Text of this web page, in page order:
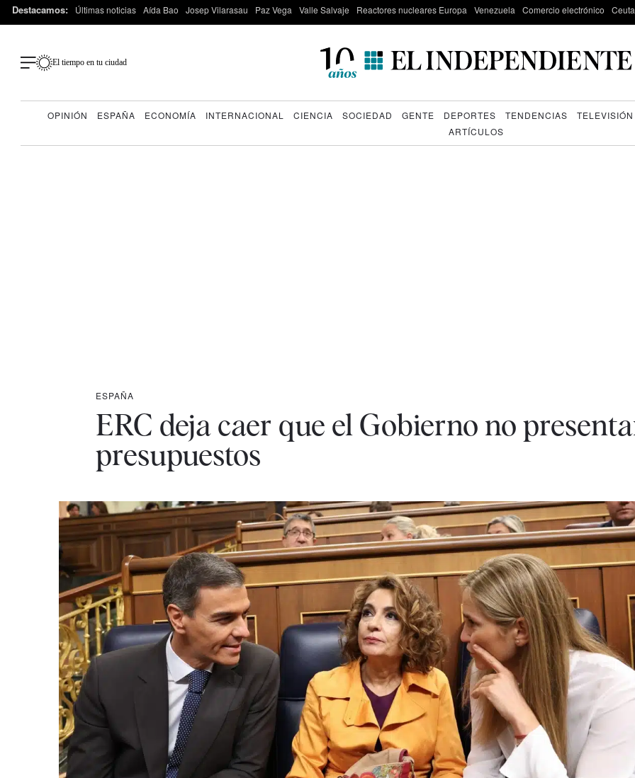
Destacamos: Últimas noticias Aída Bao Josep Vilarasau Paz Vega Valle Salvaje Reactores nucleares Europa Venezuela Comercio electrónico Ceuta
El tiempo en tu ciudad
OPINIÓN ESPAÑA ECONOMÍA INTERNACIONAL CIENCIA SOCIEDAD GENTE DEPORTES TENDENCIAS
TELEVISIÓN
ARTÍCULOS
ESPAÑA
ERC deja caer que el Gobierno no
presupuestos